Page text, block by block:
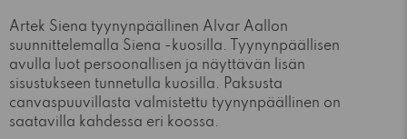
Artek Siena tyynynpäällinen Alvar Aallon
suunnittelemalla Siena -kuosilla. Tyynynpäällisen
avulla luot persoonallisen ja näyttävän lisän
sisustukseen tunnetulla kuosilla. Paksusta
canvaspuuvillasta valmistettu tyynynpäällinen on
saatavilla kahdessa eri koossa.